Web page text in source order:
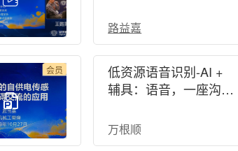
的美好桥梁-CNCC
2023
路益嘉
会员
低资源语音识别-AI +
辅具：语音，一座沟通
2023
万根顺